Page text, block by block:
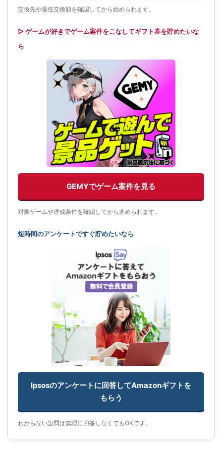
交換先や最低交換額を確認してから始められます。
▷ ゲームが好きでゲーム案件をこなしてギフト券を貯めたいな
ら
GEMYでゲーム案件を見る
対象ゲームや達成条件を確認してから進められます。
短時間のアンケートですぐ貯めたいなら
Ipsosのアンケートに回答してAmazonギフトを
もらう
わからない設問は無理に回答しなくてもOKです。